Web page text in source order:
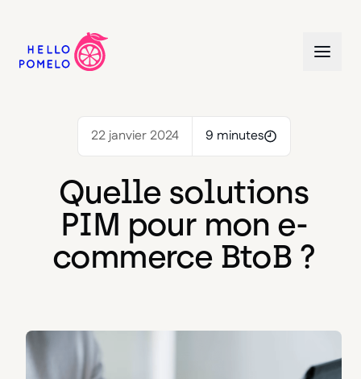
22 janvier 2024 9 minutes
Quelle solutions
PIM pour mon e-
commerce BtoB ?